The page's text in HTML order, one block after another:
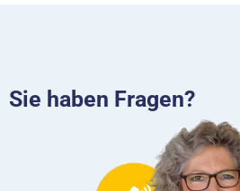
Sie haben Fragen?